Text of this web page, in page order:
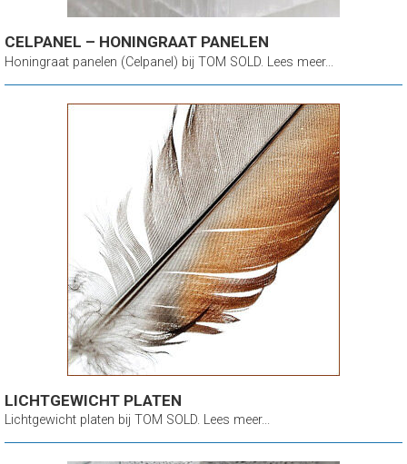
CELPANEL – HONINGRAAT PANELEN
Honingraat panelen (Celpanel) bij TOM SOLD. Lees meer...
LICHTGEWICHT PLATEN
Lichtgewicht platen bij TOM SOLD. Lees meer...